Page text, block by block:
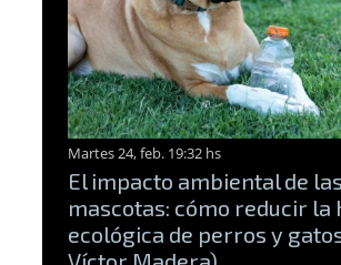
Martes 24, feb. 19:32 hs
El impacto ambiental de las
mascotas: cómo reducir la
ecológica de perros y